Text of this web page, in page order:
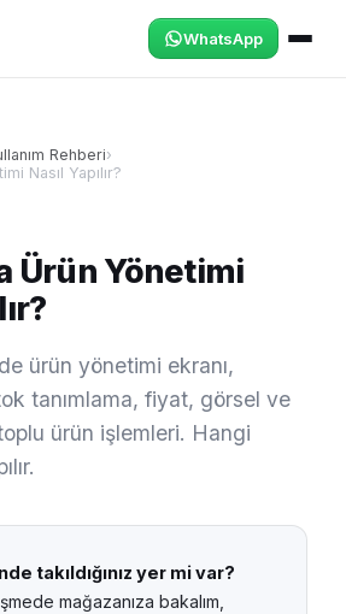
WhatsApp
Rehberi›
Nasıl Yapılır?
Ürün Yönetimi
ürün yönetimi ekranı,
tanımlama, fiyat, görsel ve
ürün işlemleri. Hangi
takıldığınız yer mi var?
mağazanıza bakalım,